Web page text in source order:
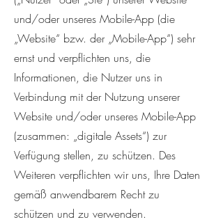
und/oder unseres Mobile-App (die
„Website“ bzw. der „Mobile-App“) sehr
ernst und verpflichten uns, die
Informationen, die Nutzer uns in
Verbindung mit der Nutzung unserer
Website und/oder unseres Mobile-App
(zusammen: „digitale Assets“) zur
Verfügung stellen, zu schützen. Des
Weiteren verpflichten wir uns, Ihre Daten
gemäß anwendbarem Recht zu
schützen und zu verwenden.